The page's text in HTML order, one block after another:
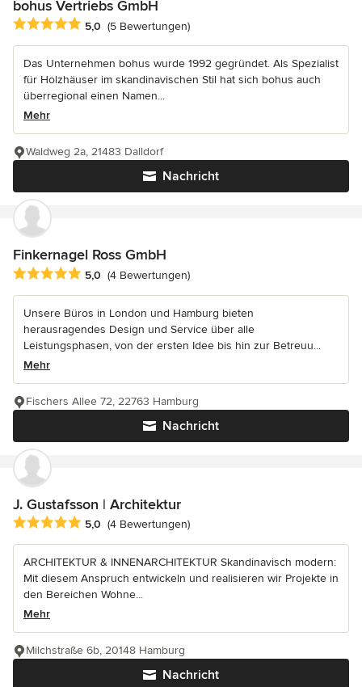
bohus Vertriebs GmbH
Durchschnittliche Bewertung: 5 von 5 Sternen
5,0 (5 Bewertungen)
Das Unternehmen bohus wurde 1992 gegründet. Als Spezialist
für Holzhäuser im skandinavischen Stil hat sich bohus auch
überregional einen Namen...
Mehr
Nachricht
Waldweg 2a, 21483 Dalldorf
Finkernagel Ross GmbH
Durchschnittliche Bewertung: 5 von 5 Sternen
5,0 (4 Bewertungen)
Unsere Büros in London und Hamburg bieten
herausragendes Design und Service über alle
Leistungsphasen, von der ersten Idee bis hin zur Betreuu...
Mehr
Nachricht
Fischers Allee 72, 22763 Hamburg
J. Gustafsson | Architektur
Durchschnittliche Bewertung: 5 von 5 Sternen
5,0 (4 Bewertungen)
ARCHITEKTUR & INNENARCHITEKTUR Skandinavisch modern:
Mit diesem Anspruch entwickeln und realisieren wir Projekte in
den Bereichen Wohne...
Mehr
Nachricht
Milchstraße 6b, 20148 Hamburg